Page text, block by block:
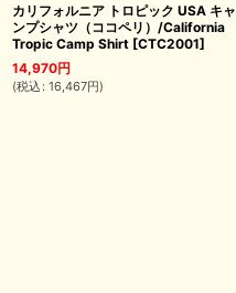
カリフォルニア トロピック USA キャ
ンプシャツ（ココペリ）/California
Tropic Camp Shirt [CTC2001]
14,970円
(税込 : 16,467円)